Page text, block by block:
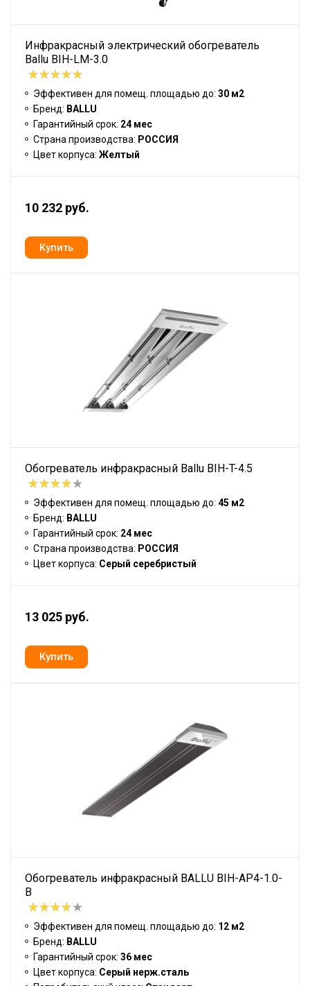
Инфракрасный электрический обогреватель
Ballu BIH-LM-3.0
Эффективен для помещ. площадью до: 30 м2
Бренд: BALLU
Гарантийный срок: 24 мес
Страна производства: РОССИЯ
Цвет корпуса: Желтый
10 232 руб.
Обогреватель инфракрасный Ballu BIH-T-4.5
Эффективен для помещ. площадью до: 45 м2
Бренд: BALLU
Гарантийный срок: 24 мес
Страна производства: РОССИЯ
Цвет корпуса: Серый серебристый
13 025 руб.
Обогреватель инфракрасный BALLU BIH-AP4-1.0-
B
Эффективен для помещ. площадью до: 12 м2
Бренд: BALLU
Гарантийный срок: 36 мес
Цвет корпуса: Серый нерж.сталь